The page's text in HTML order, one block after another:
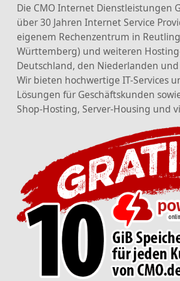
Die CMO Internet Dienstleistungen
über 30 Jahren Internet Service
eigenem Rechenzentrum in
Württemberg) und weiteren
Deutschland, den Niederlanden
Wir bieten hochwertige IT-Services
Lösungen für Geschäftskunden
Shop-Hosting, Server-Housing und